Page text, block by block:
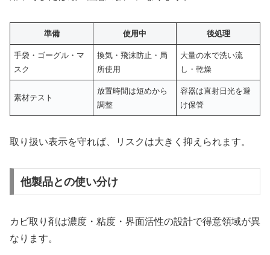
準備 使用中 後処理
手袋・ゴーグル・マ
スク
換気・飛沫防止・局
所使用
大量の水で洗い流
し・乾燥
素材テスト
放置時間は短めから
調整
容器は直射日光を避
け保管
取り扱い表示を守れば、リスクは大きく抑えられます。
他製品との使い分け
カビ取り剤は濃度・粘度・界面活性の設計で得意領域が異
なります。